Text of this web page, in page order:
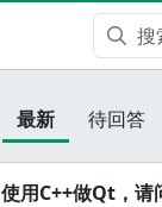
最新 待回答
使用C++做Qt，请